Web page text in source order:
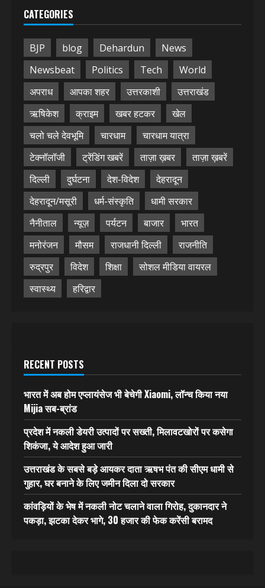
CATEGORIES
BJP blog Dehardun
News
Newsbeat
Politics Tech
World
अपराध
आपका शहर उत्तरकाशी
उत्तराखंड
ऋषिकेश
क्राइम खबर हटकर
खेल
चलो चले देवभूमि
चारधाम
चारधाम यात्रा
टेक्नॉलॉजी
ट्रेंडिंग खबरें ताज़ा ख़बर
ताज़ा ख़बरें
दिल्ली
दुर्घटना देश-विदेश
देहरादून
देहरादून/मसूरी
धर्म-संस्कृति
धामी सरकार
नैनीताल
न्यूज़ पर्यटन बाजार
भारत
मनोरंजन
मौसम राजधानी दिल्ली
राजनीति
रुद्रपुर
विदेश शिक्षा
सोशल मीडिया वायरल
स्वास्थ्य
हरिद्वार
RECENT POSTS
भारत में अब होम एप्लायंसेज भी बेचेगी Xiaomi, लॉन्च किया नया
Mijia सब-ब्रांड
प्रदेश में नकली डेयरी उत्पादों पर सख्ती, मिलावटखोरों पर कसेगा
शिकंजा, ये आदेश हुआ जारी
उत्तराखंड के सबसे बड़े आयकर दाता ऋषभ पंत की सीएम धामी से
गुहार, घर बनाने के लिए जमीन दिला दो सरकार
कांवड़ियों के भेष में नकली नोट चलाने वाला गिरोह, दुकानदार ने
पकड़ा, झटका देकर भागे, 30 हजार की फेक करेंसी बरामद